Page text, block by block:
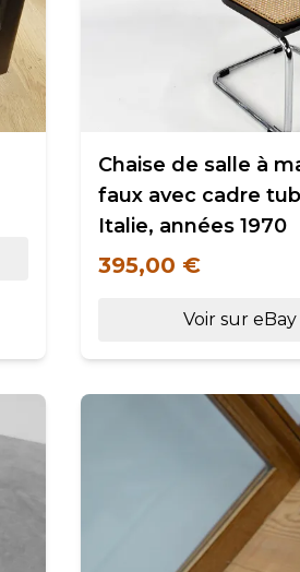
Chaise de salle à
faux avec cadre
Italie, années 1970
395,00 €
Voir sur